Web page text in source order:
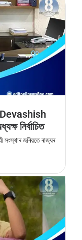
(Devashish
নির্বাচিত
সংস্থাৰ জৰিয়তে ৰাজ্যৰ